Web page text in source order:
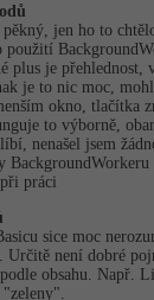
jen ho to
plus je přehlednost,
je to nic moc,
okno, tlačítka
to výborně,
nenašel jsem
práci
sice moc
Určitě není dobré
obsahu. Např.